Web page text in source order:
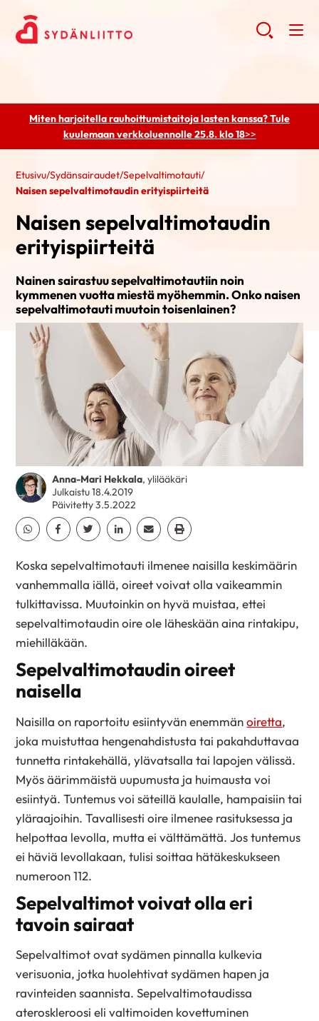
Miten harjoitella rauhoittumistaitoja lasten kanssa? Tule
kuulemaanverkkoluennolle 25.8. klo 18>>
Etusivu/Sydänsairaudet/Sepelvaltimotauti/
Naisen sepelvaltimotaudin erityispiirteitä
Naisen sepelvaltimotaudin
erityispiirteitä
Nainen sairastuu sepelvaltimotautiin noin
kymmenen vuotta miestä myöhemmin. Onko naisen
sepelvaltimotauti muutoin toisenlainen?
Anna-Mari Hekkala, ylilääkäri
Julkaistu 18.4.2019
Päivitetty 3.5.2022
Jaa Whatsapp
Jaa Facebook
Jaa TwitterJaa Linkedin
Jaa EmailJaa Print
Koska sepelvaltimotauti ilmenee naisilla keskimäärin
vanhemmalla iällä, oireet voivat olla vaikeammin
tulkittavissa. Muutoinkin on hyvä muistaa, ettei
sepelvaltimotaudin oire ole läheskään aina rintakipu,
miehilläkään.
Sepelvaltimotaudin oireet
naisella
Naisilla on raportoitu esiintyvän enemmänoiretta,
joka muistuttaa hengenahdistusta tai pakahduttavaa
tunnetta rintakehällä, ylävatsalla tai lapojen välissä.
Myös äärimmäistä uupumusta ja huimausta voi
esiintyä. Tuntemus voi säteillä kaulalle, hampaisiin tai
yläraajoihin. Tavallisesti oire ilmenee rasituksessa ja
helpottaa levolla, mutta ei välttämättä. Jos tuntemus
ei häviä levollakaan, tulisi soittaa hätäkeskukseen
numeroon 112.
Sepelvaltimot voivat olla eri
tavoin sairaat
Sepelvaltimot ovat sydämen pinnalla kulkevia
verisuonia, jotka huolehtivat sydämen hapen ja
ravinteiden saannista. Sepelvaltimotaudissa
ateroskleroosi eli valtimoiden kovettuminen